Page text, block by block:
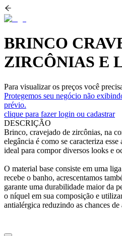
BRINCO
ZIRCÔNIAS E
Para visualizar os preços você
Protegemos seu negócio não
prévio.
clique para fazer login ou cadastrar
DESCRIÇÃO
Brinco, cravejado de zircônias, na
elegância é como se caracteriza
ideal para compor diversos looks e
O material base consiste em uma
recebe o banho, acrescentamos
garante uma durabilidade maior da
o níquel em sua composição e
antialérgica reduzindo as chances de